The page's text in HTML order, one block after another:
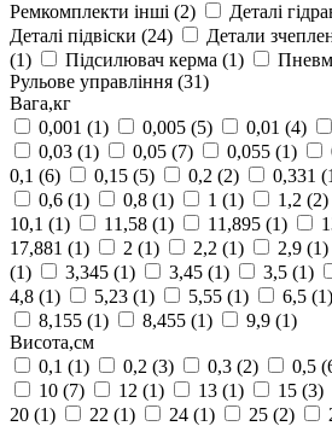
Ремкомплекти інші (2) Деталі
Деталі підвіски (24) Детали
(1)
Підсилювач керма (1)
Рульове управління (31)
Вага,кг
0,001 (1) 0,005 (5) 0,01 (4)
0,03 (1) 0,05 (7) 0,055 (1)
0,1 (6) 0,15 (5) 0,2 (2) 0,331
0,6 (1) 0,8 (1) 1 (1) 1,2 (2)
10,1 (1) 11,58 (1) 11,895 (1)
17,881 (1) 2 (1) 2,2 (1) 2,9 (1)
(1)
3,345 (1) 3,45 (1) 3,5 (1)
4,8 (1) 5,23 (1) 5,55 (1) 6,5 (1)
8,155 (1) 8,455 (1) 9,9 (1)
Висота,см
0,1 (1) 0,2 (3) 0,3 (2) 0,5
10 (7) 12 (1) 13 (1) 15 (3)
20 (1) 22 (1) 24 (1) 25 (2)